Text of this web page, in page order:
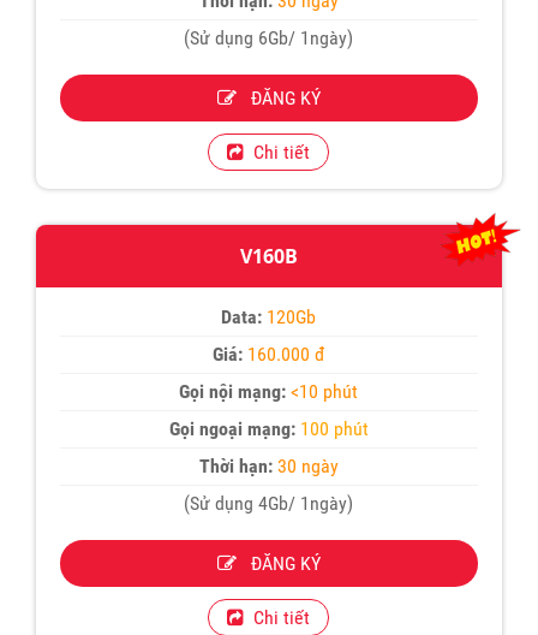
(Sử dụng 6Gb/ 1ngày)
ĐĂNG KÝ
Chi tiết
V160B
Data: 120Gb
Giá: 160.000 đ
Gọi nội mạng: <10 phút
Gọi ngoại mạng: 100 phút
Thời hạn:30 ngày
(Sử dụng 4Gb/ 1ngày)
ĐĂNG KÝ
Chi tiết